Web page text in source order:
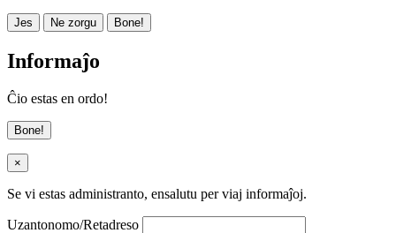
Jes Ne zorgu Bone!
Informaĵo
Ĉio estas en ordo!
Bone!
×
Se vi estas administranto, ensalutu per viaj informaĵoj.
Uzantonomo/Retadreso